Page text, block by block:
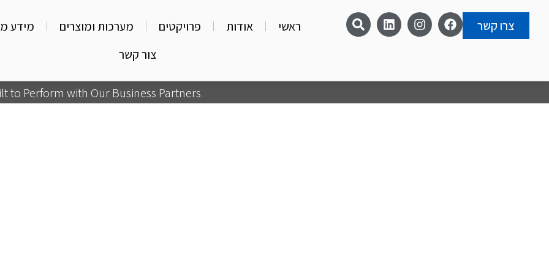
ראשי אודות פרויקטים מערכות ומוצרים
מידע
צור קשר
צרו קשר
to Perform with Our Business Partners